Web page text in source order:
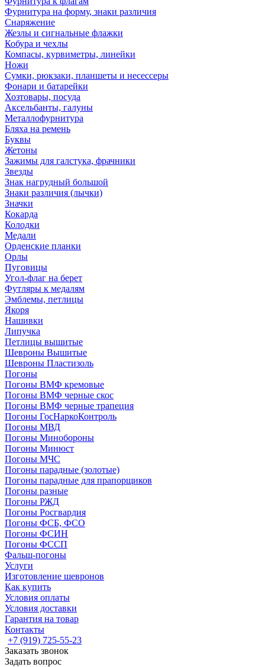
Фурнитура на форму, знаки различия
Снаряжение
Жезлы и сигнальные флажки
Кобура и чехлы
Компасы, курвиметры, линейки
Ножи
Сумки, рюкзаки, планшеты и несессеры
Фонари и батарейки
Хозтовары, посуда
Аксельбанты, галуны
Металлофурнитура
Бляха на ремень
Буквы
Жетоны
Зажимы для галстука, фрачники
Звезды
Знак нагрудный большой
Знаки различия (лычки)
Значки
Кокарда
Колодки
Медали
Орденские планки
Орлы
Пуговицы
Угол-флаг на берет
Футляры к медалям
Эмблемы, петлицы
Якоря
Нашивки
Липучка
Петлицы вышитые
Шевроны Вышитые
Шевроны Пластизоль
Погоны
Погоны ВМФ кремовые
Погоны ВМФ черные скос
Погоны ВМФ черные трапеция
Погоны ГосНаркоКонтроль
Погоны МВД
Погоны Минобороны
Погоны Минюст
Погоны МЧС
Погоны парадные (золотые)
Погоны парадные для прапорщиков
Погоны разные
Погоны РЖД
Погоны Росгвардия
Погоны ФСБ, ФСО
Погоны ФСИН
Погоны ФССП
Фальш-погоны
Услуги
Изготовление шевронов
Как купить
Условия оплаты
Условия доставки
Гарантия на товар
Контакты
+7 (919) 725-55-23
Заказать звонок
Задать вопрос